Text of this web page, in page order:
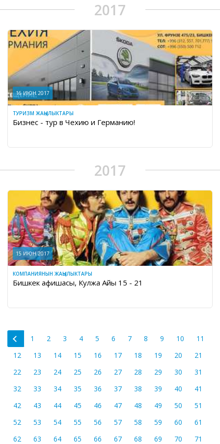
2017
16 ИЮН 2017
ТУРИЗМ ЖАҢЫЛЫКТАРЫ
Бизнес - тур в Чехию и Германию!
2017
15 ИЮН 2017
КОМПАНИЯНЫН ЖАҢЫЛЫКТАРЫ
Бишкек афишасы, Кулжа Айы 15 - 21
1 2 3 4 5 6 7 8 9 10
11
12
13 14 15 16 17 18 19 20
21
22
23 24 25 26 27 28 29 30
31
32
33 34 35 36 37 38 39 40
41
42
43 44 45 46 47 48 49 50
51
52
53 54 55 56 57 58 59 60
61
62
63 64 65 66 67 68 69 70
71